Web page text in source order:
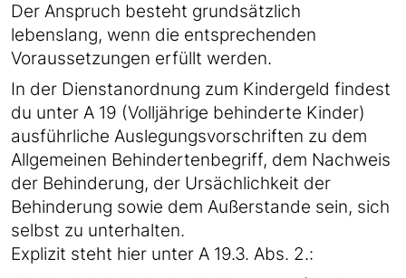
Der Anspruch besteht grundsätzlich
lebenslang, wenn die entsprechenden
Voraussetzungen erfüllt werden.
In der Dienstanordnung zum Kindergeld findest
du unter A 19 (Volljährige behinderte Kinder)
ausführliche Auslegungsvorschriften zu dem
Allgemeinen Behindertenbegriff, dem Nachweis
der Behinderung, der Ursächlichkeit der
Behinderung sowie dem Außerstande sein, sich
selbst zu unterhalten.
Explizit steht hier unter A 19.3. Abs. 2.: